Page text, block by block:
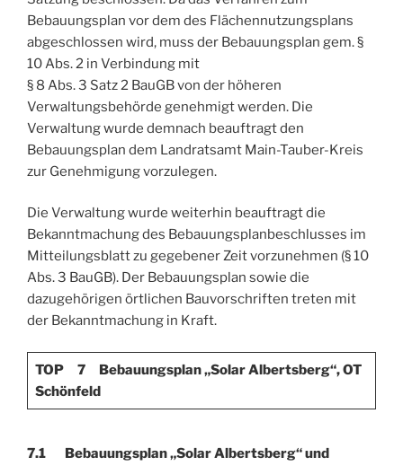
Bebauungsplan vor dem des Flächennutzungsplans
abgeschlossen wird, muss der Bebauungsplan gem. §
10 Abs. 2 in Verbindung mit
§ 8 Abs. 3 Satz 2 BauGB von der höheren
Verwaltungsbehörde genehmigt werden. Die
Verwaltung wurde demnach beauftragt den
Bebauungsplan dem Landratsamt Main-Tauber-Kreis
zur Genehmigung vorzulegen.
Die Verwaltung wurde weiterhin beauftragt die
Bekanntmachung des Bebauungsplanbeschlusses im
Mitteilungsblatt zu gegebener Zeit vorzunehmen (§ 10
Abs. 3 BauGB). Der Bebauungsplan sowie die
dazugehörigen örtlichen Bauvorschriften treten mit
der Bekanntmachung in Kraft.
TOP 7 Bebauungsplan „Solar Albertsberg“, OT
Schönfeld
7.1 Bebauungsplan „Solar Albertsberg“ und